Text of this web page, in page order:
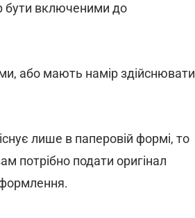
бути включеними до
або мають намір здійснювати
лише в паперовій формі, то
потрібно подати оригінал